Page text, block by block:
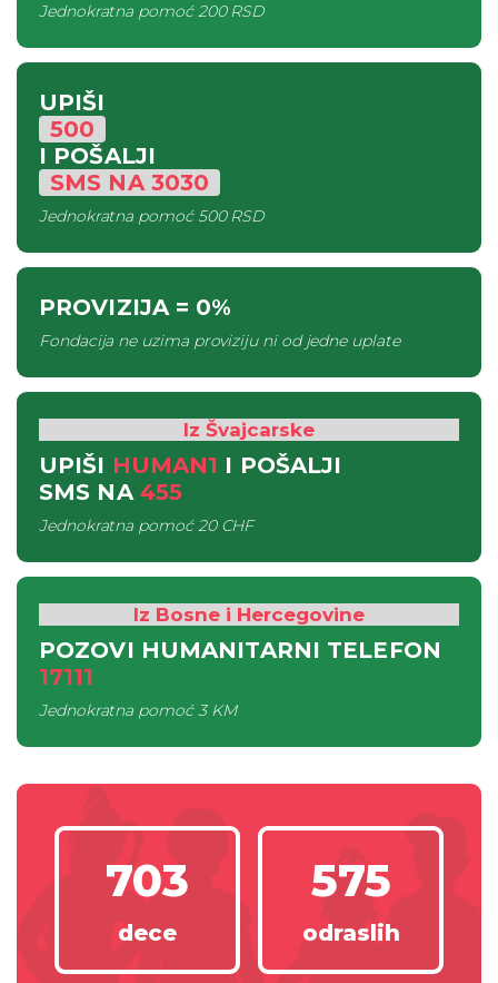
Jednokratna pomoć200 RSD
UPIŠI
500
I POŠALJI
SMS NA3030
Jednokratna pomoć500 RSD
PROVIZIJA= 0%
Fondacija ne uzima proviziju ni od jedne uplate
Iz Švajcarske
UPIŠI HUMAN1 I POŠALJI
SMS NA 455
Jednokratna pomoć20 CHF
Iz Bosne i Hercegovine
POZOVI HUMANITARNI TELEFON
17111
Jednokratna pomoć3 KM
703
dece
575
odraslih